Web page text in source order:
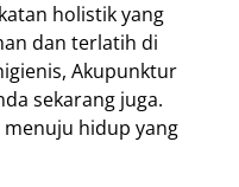
holistik yang
dan terlatih di
Akupunktur
sekarang juga.
hidup yang